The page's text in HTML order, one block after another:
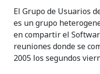
El Grupo de Usuarios
es un grupo
en compartir el
reuniones donde se
2005 los segundos